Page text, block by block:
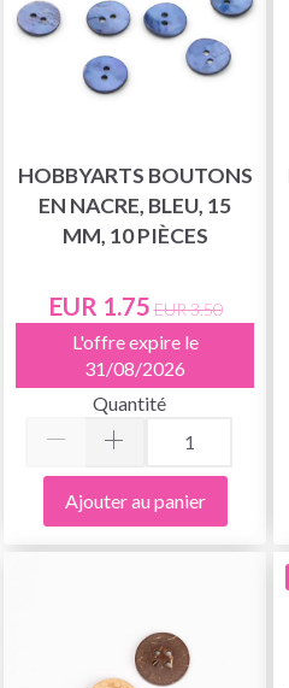
HOBBYARTS BOUTONS
EN NACRE, BLEU, 15
MM, 10 PIÈCES
EUR 1.75 EUR 3.50
L'offre expire le
31/08/2026
Quantité
Ajouter au panier